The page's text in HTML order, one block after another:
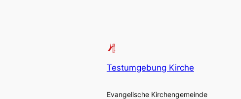
Testumgebung Kirche
Evangelische Kirchengemeinde